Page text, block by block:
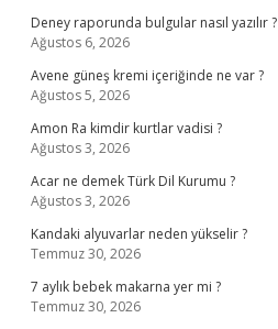
Deney raporunda bulgular nasıl yazılır ?
Ağustos 6, 2026
Avene güneş kremi içeriğinde ne var ?
Ağustos 5, 2026
Amon Ra kimdir kurtlar vadisi ?
Ağustos 3, 2026
Acar ne demek Türk Dil Kurumu ?
Ağustos 3, 2026
Kandaki alyuvarlar neden yükselir ?
Temmuz 30, 2026
7 aylık bebek makarna yer mi ?
Temmuz 30, 2026